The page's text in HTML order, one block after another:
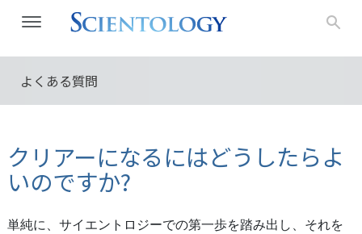
よくある質問
クリアーになるにはどうしたらよ
いのですか?
単純に、サイエントロジーでの第一歩を踏み出し、それを